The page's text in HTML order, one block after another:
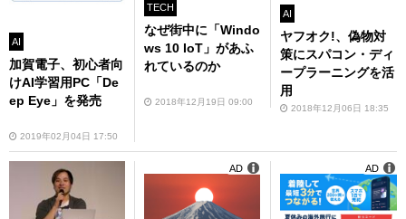
AI
加賀電子、初心者向
けAI学習用PC「De
ep Eye」を発売
2019年02月04日 17:50
TECH
なぜ街中に「Windo
ws 10 IoT」があふ
れているのか
2018年12月19日 09:00
AI
ヤフオク!、偽物対
策にスパコン・ディ
ープラーニングを活
用
2018年12月06日 18:35
AD AD